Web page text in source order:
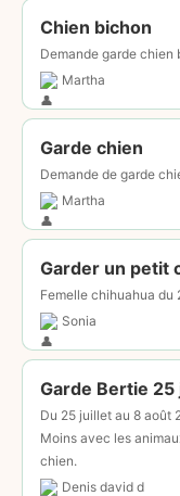
Chien bichon
Demande garde chien
Martha
Garde chien
Demande de garde
Martha
Garder un petit
Femelle chihuahua
Sonia
Garde Bertie
Du 25 juillet au 8 août
Moins avec les
chien.
Denis david d